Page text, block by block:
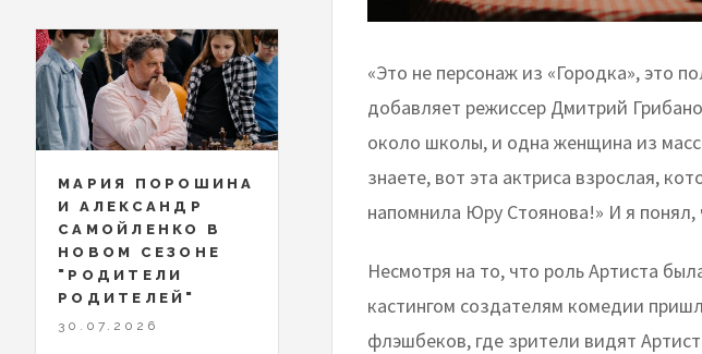
«Это не персонаж из «Городка», это
добавляет режиссер Дмитрий
около школы, и одна женщина из
знаете, вот эта актриса взрослая,
напомнила Юру Стоянова!» И я понял,
Несмотря на то, что роль Артиста
кастингом создателям комедии
флэшбеков, где зрители видят
МАРИЯ ПОРОШИНА
И АЛЕКСАНДР
САМОЙЛЕНКО В
НОВОМ СЕЗОНЕ
"РОДИТЕЛИ
РОДИТЕЛЕЙ"
30.07.2026